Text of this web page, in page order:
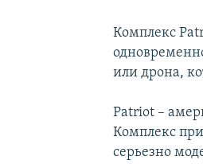
Комплекс
или дрона,
Patriot –
Комплекс
серьезно